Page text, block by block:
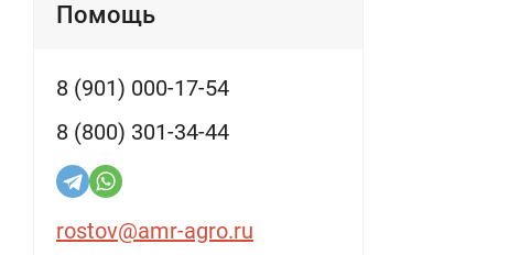
Помощь
8 (901) 000-17-54
8 (800) 301-34-44
rostov@amr-agro.ru